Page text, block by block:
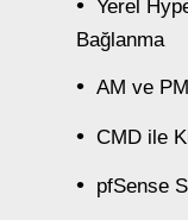
Yerel
Bağlanma
AM ve
CMD ile
pfSense